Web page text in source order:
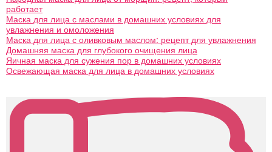
работает
Маска для лица с маслами в домашних условиях для
увлажнения и омоложения
Маска для лица с оливковым маслом: рецепт для увлажнения
Домашняя маска для глубокого очищения лица
Яичная маска для сужения пор в домашних условиях
Освежающая маска для лица в домашних условиях